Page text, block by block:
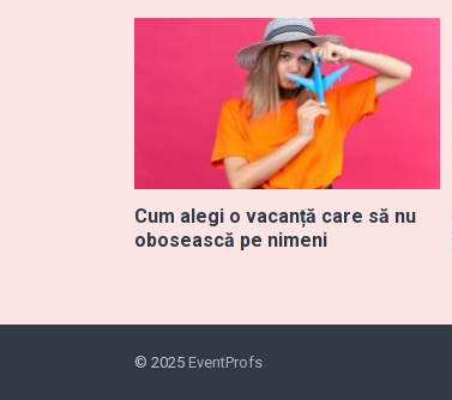
Cum alegi o vacanță care să nu
obosească pe nimeni
© 2025 EventProfs